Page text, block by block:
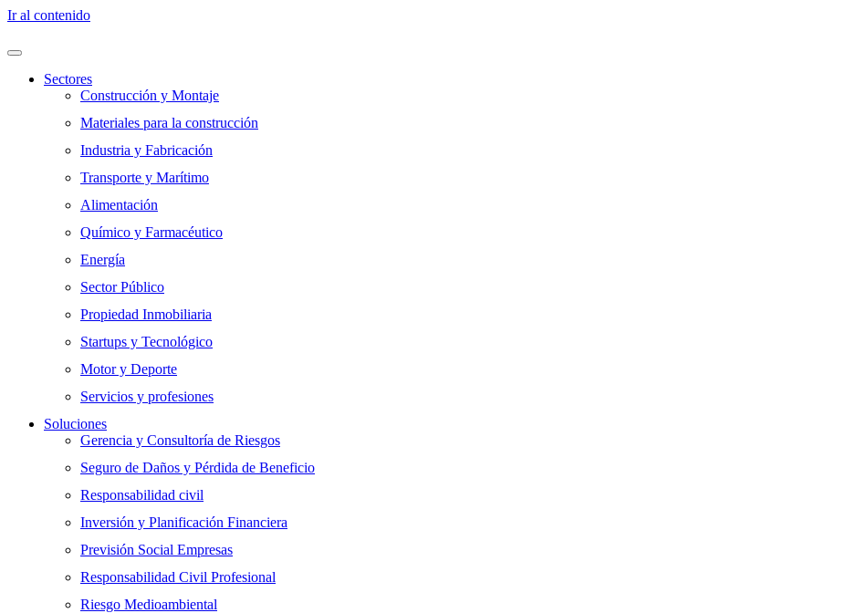
Ir al contenido
Sectores
Construcción y Montaje
Materiales para la construcción
Industria y Fabricación
Transporte y Marítimo
Alimentación
Químico y Farmacéutico
Energía
Sector Público
Propiedad Inmobiliaria
Startups y Tecnológico
Motor y Deporte
Servicios y profesiones
Soluciones
Gerencia y Consultoría de Riesgos
Seguro de Daños y Pérdida de Beneficio
Responsabilidad civil
Inversión y Planificación Financiera
Previsión Social Empresas
Responsabilidad Civil Profesional
Riesgo Medioambiental